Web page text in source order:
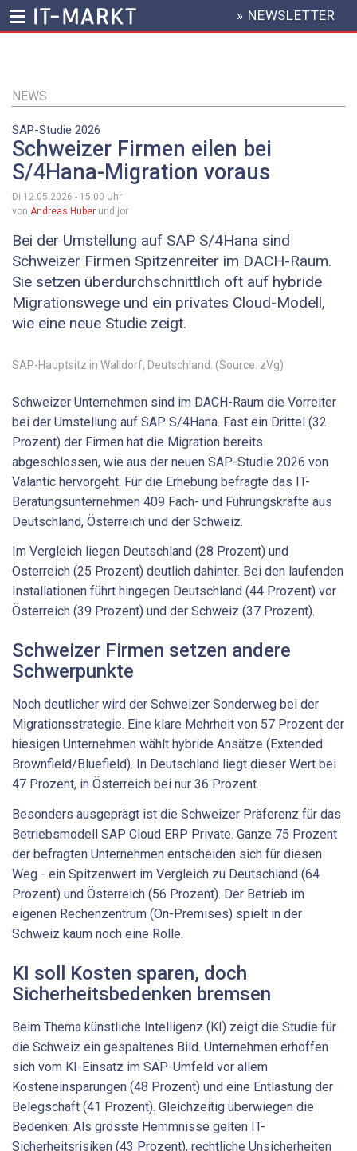
Inhalt
HEADER
MENU
» NEWSLETTER
NEWS
SAP-Studie 2026
Schweizer Firmen eilen bei
S/4Hana-Migration voraus
Di 12.05.2026 - 15:00 Uhr
von Andreas Huber und jor
Bei der Umstellung auf SAP S/4Hana sind
Schweizer Firmen Spitzenreiter im DACH-Raum.
Sie setzen überdurchschnittlich oft auf hybride
Migrationswege und ein privates Cloud-Modell,
wie eine neue Studie zeigt.
SAP-Hauptsitz in Walldorf, Deutschland. (Source: zVg)
Schweizer Unternehmen sind im DACH-Raum die Vorreiter
bei der Umstellung auf SAP S/4Hana. Fast ein Drittel (32
Prozent) der Firmen hat die Migration bereits
abgeschlossen, wie aus der neuen SAP-Studie 2026 von
Valantic hervorgeht. Für die Erhebung befragte das IT-
Beratungsunternehmen 409 Fach- und Führungskräfte aus
Deutschland, Österreich und der Schweiz.
Im Vergleich liegen Deutschland (28 Prozent) und
Österreich (25 Prozent) deutlich dahinter. Bei den laufenden
Installationen führt hingegen Deutschland (44 Prozent) vor
Österreich (39 Prozent) und der Schweiz (37 Prozent).
Schweizer Firmen setzen andere
Schwerpunkte
Noch deutlicher wird der Schweizer Sonderweg bei der
Migrationsstrategie. Eine klare Mehrheit von 57 Prozent der
hiesigen Unternehmen wählt hybride Ansätze (Extended
Brownfield/Bluefield). In Deutschland liegt dieser Wert bei
47 Prozent, in Österreich bei nur 36 Prozent.
Besonders ausgeprägt ist die Schweizer Präferenz für das
Betriebsmodell SAP Cloud ERP Private. Ganze 75 Prozent
der befragten Unternehmen entscheiden sich für diesen
Weg - ein Spitzenwert im Vergleich zu Deutschland (64
Prozent) und Österreich (56 Prozent). Der Betrieb im
eigenen Rechenzentrum (On-Premises) spielt in der
Schweiz kaum noch eine Rolle.
KI soll Kosten sparen, doch
Sicherheitsbedenken bremsen
Beim Thema künstliche Intelligenz (KI) zeigt die Studie für
die Schweiz ein gespaltenes Bild. Unternehmen erhoffen
sich vom KI-Einsatz im SAP-Umfeld vor allem
Kosteneinsparungen (48 Prozent) und eine Entlastung der
Belegschaft (41 Prozent). Gleichzeitig überwiegen die
Bedenken: Als grösste Hemmnisse gelten IT-
Sicherheitsrisiken (43 Prozent), rechtliche Unsicherheiten